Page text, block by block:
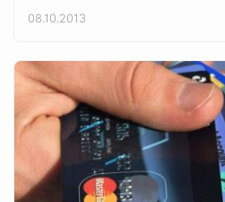
08.10.2013